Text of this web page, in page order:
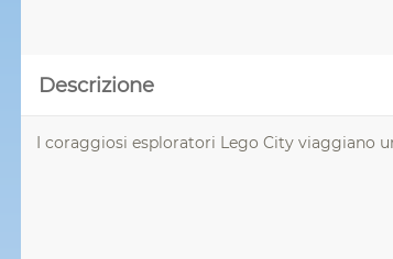
Descrizione
I coraggiosi esploratori Lego City viaggiano